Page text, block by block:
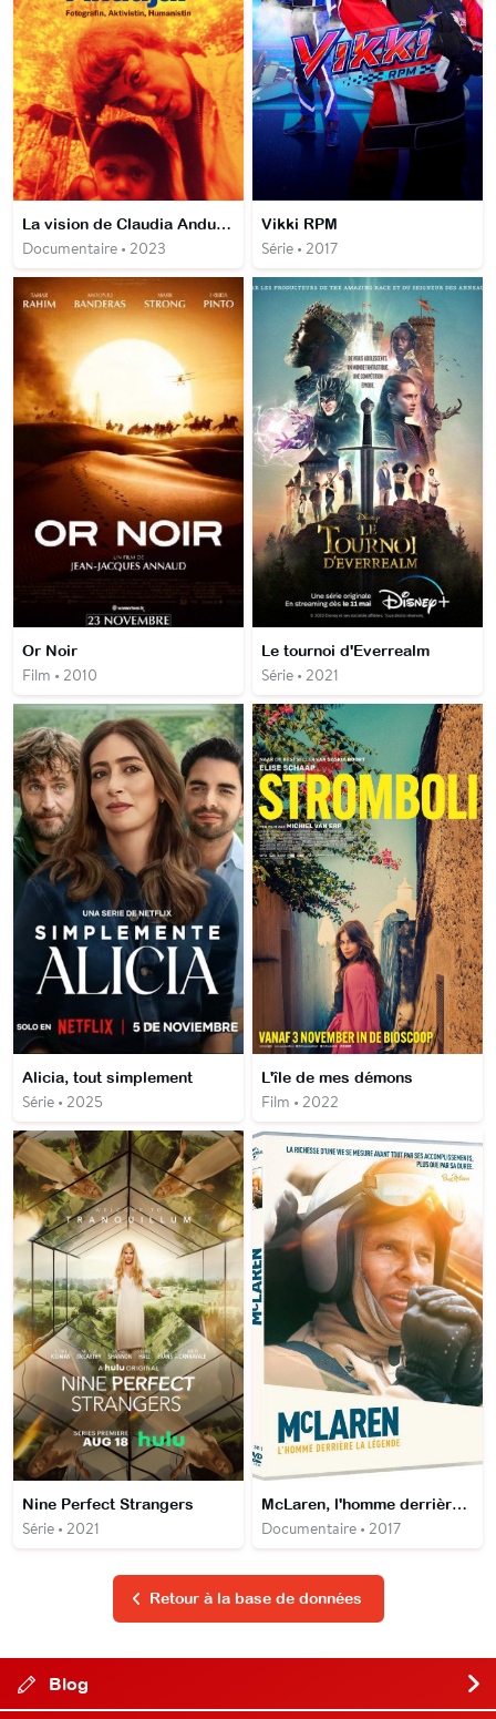
La vision de Claudia Andujar
Documentaire • 2023
Vikki RPM
Série • 2017
Or Noir
Film • 2010
Le tournoi d'Everrealm
Série • 2021
Alicia, tout simplement
Série • 2025
L'île de mes démons
Film • 2022
Nine Perfect Strangers
Série • 2021
McLaren, l'homme derrière la légende
Documentaire • 2017
Retour à la base de données
Blog